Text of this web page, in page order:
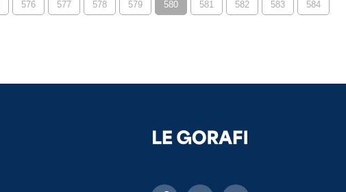
576 577 578 579 580 581 582 583 584